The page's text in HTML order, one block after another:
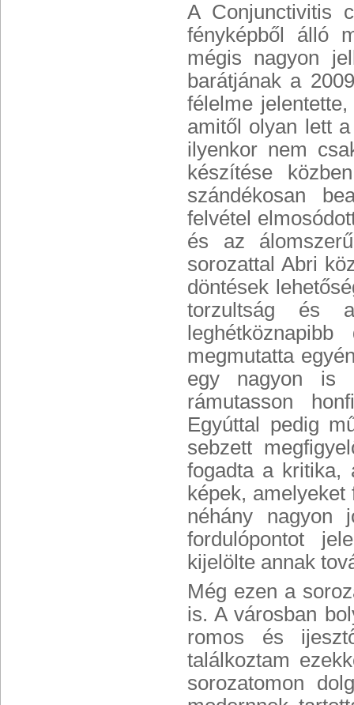
A Conjunctivitis
fényképből álló
mégis nagyon
barátjának a
félelme
amitől olyan lett
ilyenkor nem
készítése
szándékosan
felvétel
és az
sorozattal Abri
döntések
torzultság és
megmutatta
egy nagyon is
rámutasson
Egyúttal pedig
sebzett
fogadta a kritika,
képek,
néhány nagyon
fordulópontot
kijelölte annak
Még ezen a
is. A városban
romos és
találkoztam
sorozatomon